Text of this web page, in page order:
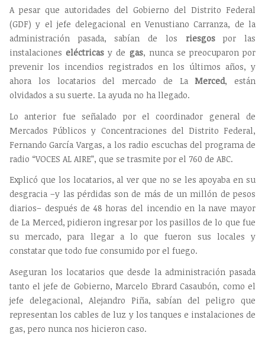
A pesar que autoridades del Gobierno del Distrito Federal
(GDF) y el jefe delegacional en Venustiano Carranza, de la
administración pasada, sabían de los riesgospor las
instalacioneseléctricas y de gas, nunca se preocuparon por
prevenir los incendios registrados en los últimos años, y
ahora los locatarios del mercado de LaMerced, están
olvidados a su suerte. La ayuda no ha llegado.
Lo anterior fue señalado por el coordinador general de
Mercados Públicos y Concentraciones del Distrito Federal,
Fernando García Vargas, a los radio escuchas del programa de
radio “VOCES AL AIRE”, que se trasmite por el 760 de ABC.
Explicó que los locatarios, al ver que no se les apoyaba en su
desgracia –y las pérdidas son de más de un millón de pesos
diarios– después de 48 horas del incendio en la nave mayor
de La Merced, pidieron ingresar por los pasillos de lo que fue
su mercado, para llegar a lo que fueron sus locales y
constatar que todo fue consumido por el fuego.
Aseguran los locatarios que desde la administración pasada
tanto el jefe de Gobierno, Marcelo Ebrard Casaubón, como el
jefe delegacional, Alejandro Piña, sabían del peligro que
representan los cables de luz y los tanques e instalaciones de
gas, pero nunca nos hicieron caso.